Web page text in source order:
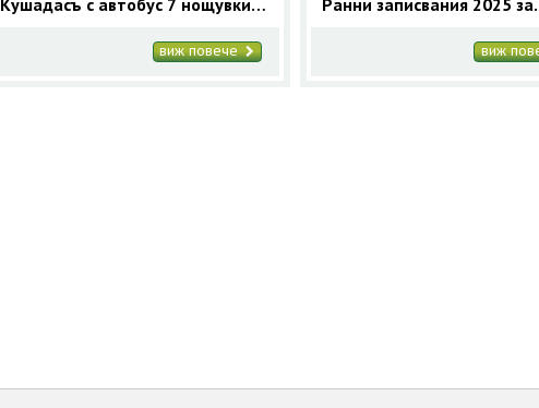
Кушадасъ с автобус 7 нощувки
виж повече
Ранни записвания 2025 за
виж